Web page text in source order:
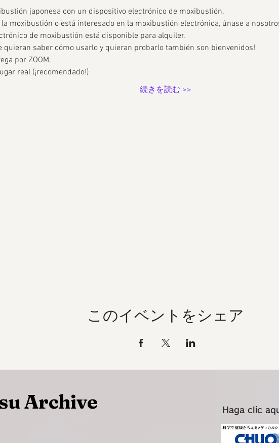
japonesa con un dispositivo electrónico de moxibustión.
moxibustión o está interesado en la moxibustión electrónica, únase a
de moxibustión está disponible para alquiler.
quieran saber cómo usarlo y quieran probarlo también son bienvenidos!
por ZOOM.
real (¡recomendado!)
続きを読む >>
このイベントをシェア
Archive Haga clic